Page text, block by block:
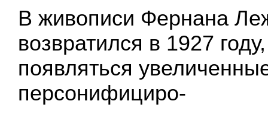
В живописи Фернана
возвратился в 1927
появляться
персонифициро-